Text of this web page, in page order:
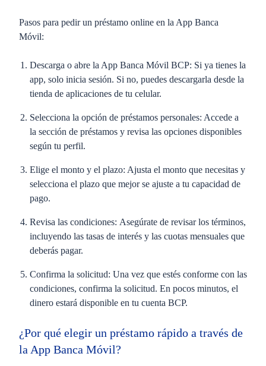
Pasos para pedir un préstamo online en la App Banca
Móvil:
Descarga o abre la App Banca Móvil BCP: Si ya tienes la
app, solo inicia sesión. Si no, puedes descargarla desde la
tienda de aplicaciones de tu celular.
Selecciona la opción de préstamos personales: Accede a
la sección de préstamos y revisa las opciones disponibles
según tu perfil.
Elige el monto y el plazo: Ajusta el monto que necesitas y
selecciona el plazo que mejor se ajuste a tu capacidad de
pago.
Revisa las condiciones: Asegúrate de revisar los términos,
incluyendo las tasas de interés y las cuotas mensuales que
deberás pagar.
Confirma la solicitud: Una vez que estés conforme con las
condiciones, confirma la solicitud. En pocos minutos, el
dinero estará disponible en tu cuenta BCP.
¿Por qué elegir un préstamo rápido a través de
la App Banca Móvil?